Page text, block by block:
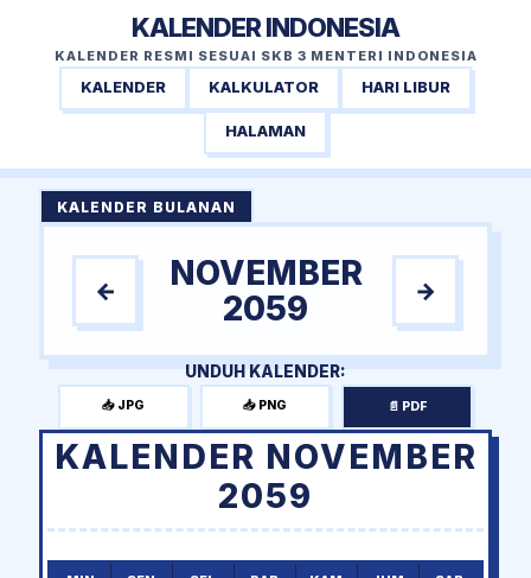
KALENDER INDONESIA
KALENDER RESMI SESUAI SKB 3 MENTERI INDONESIA
KALENDER KALKULATOR HARI LIBUR
HALAMAN
KALENDER BULANAN
←
NOVEMBER
2059
→
UNDUH KALENDER:
📥 JPG 📥 PNG 📄 PDF
KALENDER NOVEMBER
2059